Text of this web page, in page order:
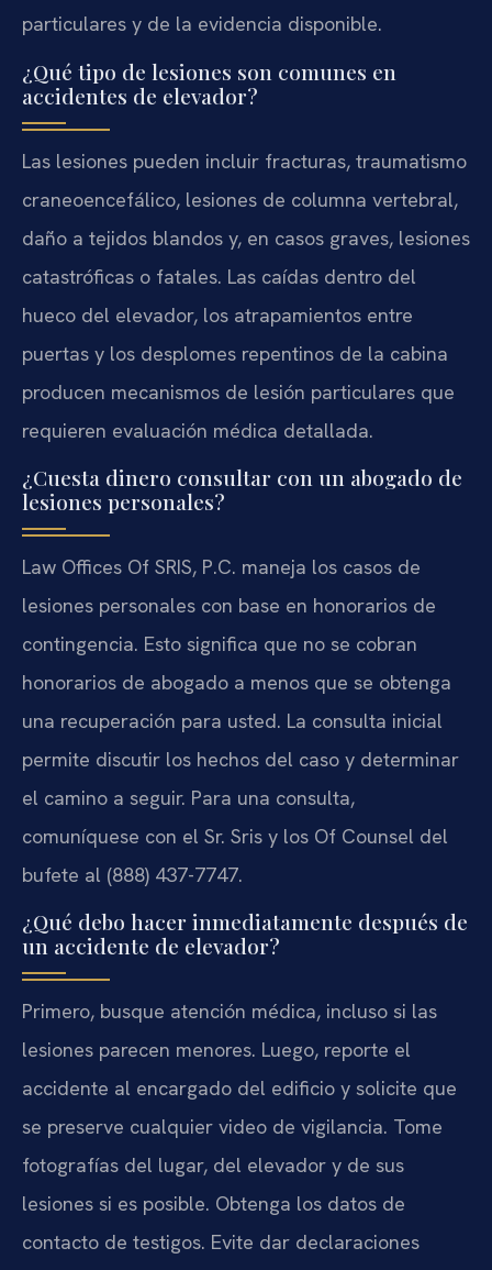
particulares y de la evidencia disponible.
¿Qué tipo de lesiones son comunes en
accidentes de elevador?
Las lesiones pueden incluir fracturas, traumatismo
craneoencefálico, lesiones de columna vertebral,
daño a tejidos blandos y, en casos graves, lesiones
catastróficas o fatales. Las caídas dentro del
hueco del elevador, los atrapamientos entre
puertas y los desplomes repentinos de la cabina
producen mecanismos de lesión particulares que
requieren evaluación médica detallada.
¿Cuesta dinero consultar con un abogado de
lesiones personales?
Law Offices Of SRIS, P.C. maneja los casos de
lesiones personales con base en honorarios de
contingencia. Esto significa que no se cobran
honorarios de abogado a menos que se obtenga
una recuperación para usted. La consulta inicial
permite discutir los hechos del caso y determinar
el camino a seguir. Para una consulta,
comuníquese con el Sr. Sris y los Of Counsel del
bufete al (888) 437-7747.
¿Qué debo hacer inmediatamente después de
un accidente de elevador?
Primero, busque atención médica, incluso si las
lesiones parecen menores. Luego, reporte el
accidente al encargado del edificio y solicite que
se preserve cualquier video de vigilancia. Tome
fotografías del lugar, del elevador y de sus
lesiones si es posible. Obtenga los datos de
contacto de testigos. Evite dar declaraciones